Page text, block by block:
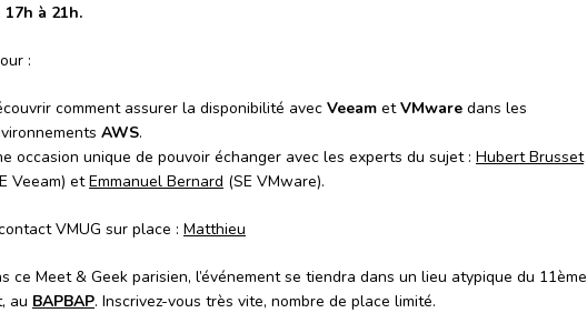
17h à 21h.
:
comment assurer la disponibilité avec Veeam etVMware dans les
AWS.
occasion unique de pouvoir échanger avec les experts du sujet : Hubert Brusset
Veeam) etEmmanuel Bernard (SE VMware).
VMUG sur place : Matthieu
ce Meet & Geek parisien, l’événement se tiendra dans un lieu atypique du 11ème
au BAPBAP. Inscrivez-vous très vite, nombre de place limité.